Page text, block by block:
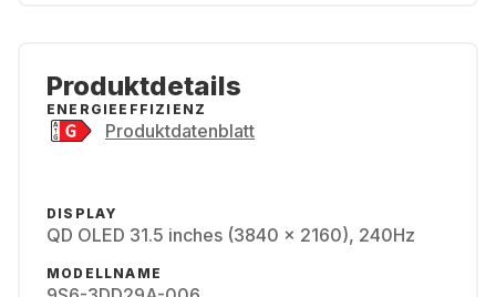
Produktdetails
ENERGIEEFFIZIENZ
Produktdatenblatt
DISPLAY
QD OLED 31.5 inches (3840 x 2160), 240Hz
MODELLNAME